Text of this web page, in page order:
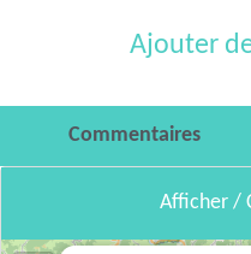
Ajouter
Commentaires
Afficher /